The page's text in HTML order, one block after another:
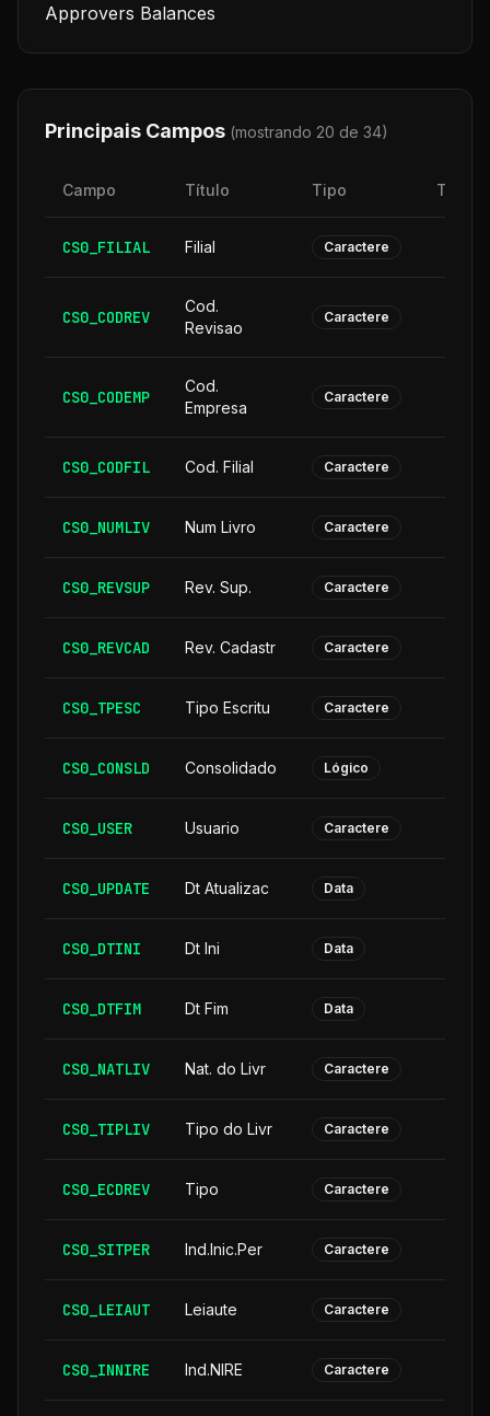
Approvers Balances
Principais Campos (mostrando 20 de 34)
Campo Título Tipo
CS0_FILIAL Filial Caractere
CS0_CODREV
Cod.
Revisao
Caractere
CS0_CODEMP
Cod.
Empresa
Caractere
CS0_CODFIL Cod. Filial Caractere
CS0_NUMLIV Num Livro Caractere
CS0_REVSUP Rev. Sup. Caractere
CS0_REVCAD Rev. Cadastr Caractere
CS0_TPESC Tipo Escritu Caractere
CS0_CONSLD Consolidado Lógico
CS0_USER Usuario Caractere
CS0_UPDATE Dt Atualizac Data
CS0_DTINI Dt Ini Data
CS0_DTFIM Dt Fim Data
CS0_NATLIV Nat. do Livr Caractere
CS0_TIPLIV Tipo do Livr Caractere
CS0_ECDREV Tipo Caractere
CS0_SITPER Ind.Inic.Per Caractere
CS0_LEIAUT Leiaute Caractere
CS0_INNIRE Ind.NIRE Caractere